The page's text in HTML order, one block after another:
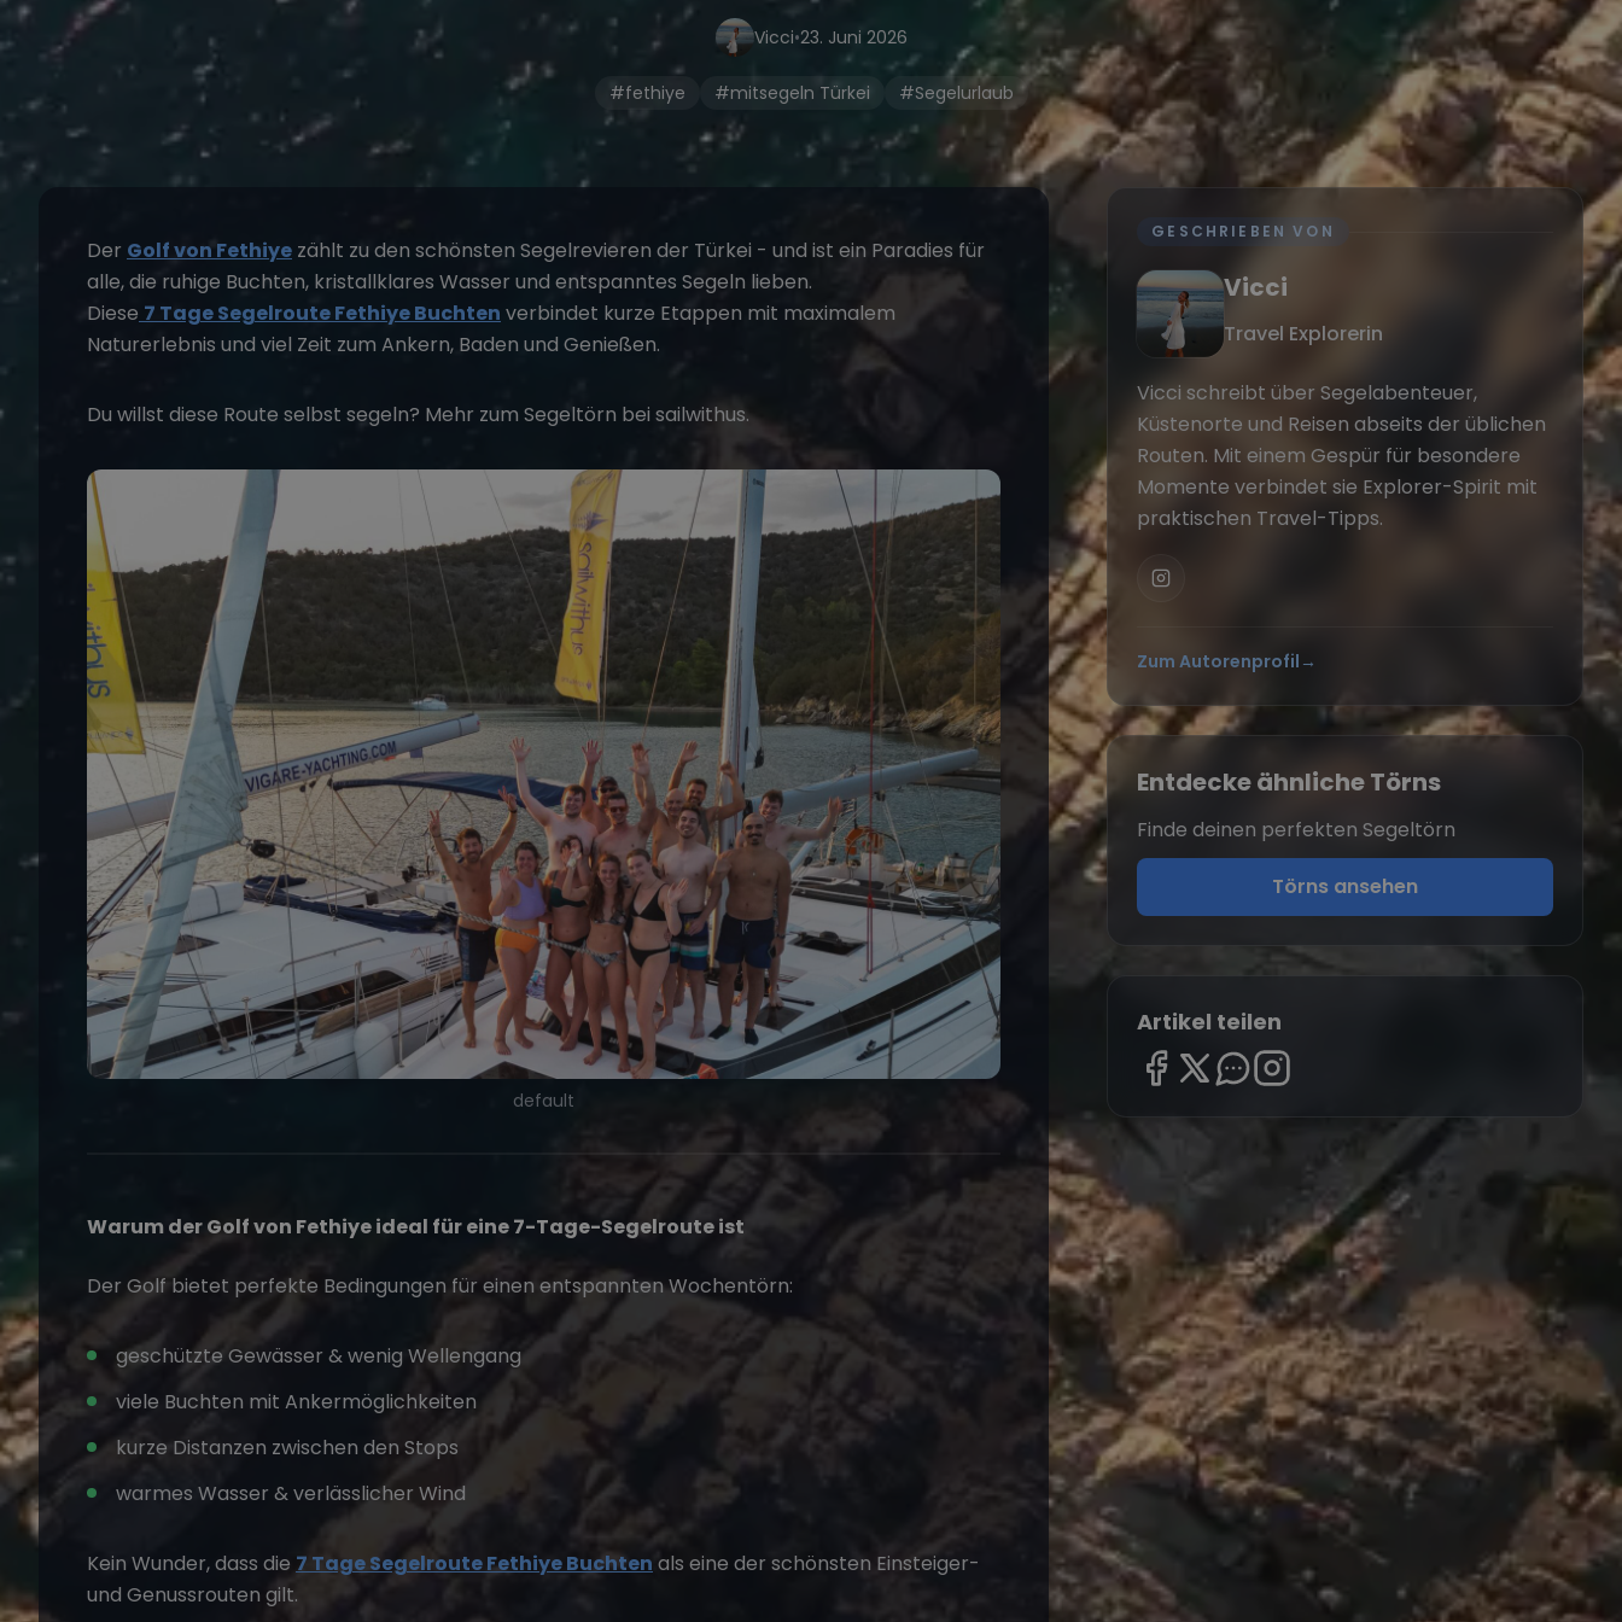
Vicci•23. Juni 2026
#fethiye #mitsegeln Türkei #Segelurlaub
Der Golf von Fethiye zählt zu den schönsten Segelrevieren der Türkei - und ist ein Paradies für
alle, die ruhige Buchten, kristallklares Wasser und entspanntes Segeln lieben.
Diese 7 Tage Segelroute Fethiye Buchten verbindet kurze Etappen mit maximalem
Naturerlebnis und viel Zeit zum Ankern, Baden und Genießen.
Du willst diese Route selbst segeln? Mehr zum Segeltörn bei sailwithus.
default
Warum der Golf von Fethiye ideal für eine 7-Tage-Segelroute ist
Der Golf bietet perfekte Bedingungen für einen entspannten Wochentörn:
geschützte Gewässer & wenig Wellengang
viele Buchten mit Ankermöglichkeiten
kurze Distanzen zwischen den Stops
warmes Wasser & verlässlicher Wind
Kein Wunder, dass die 7 Tage Segelroute Fethiye Buchten als eine der schönsten Einsteiger-
und Genussrouten gilt.
GESCHRIEBEN VON
Vicci
Travel Explorerin
Vicci schreibt über Segelabenteuer,
Küstenorte und Reisen abseits der üblichen
Routen. Mit einem Gespür für besondere
Momente verbindet sie Explorer-Spirit mit
praktischen Travel-Tipps.
Zum Autorenprofil →
Entdecke ähnliche Törns
Finde deinen perfekten Segeltörn
Törns ansehen
Artikel teilen